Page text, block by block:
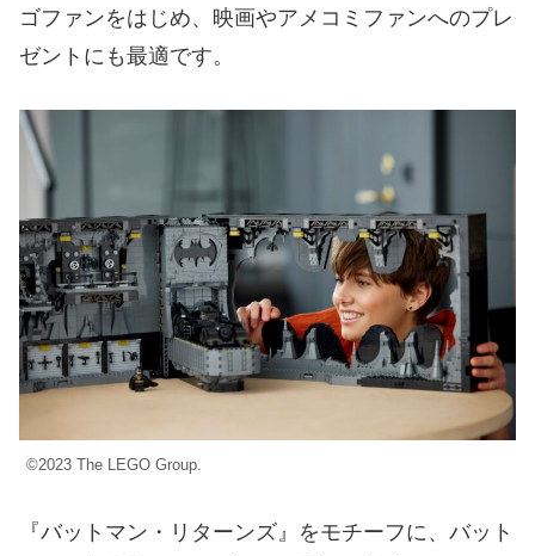
ゴファンをはじめ、映画やアメコミファンへのプレ
ゼントにも最適です。
©2023 The LEGO Group.
『バットマン・リターンズ』をモチーフに、バット